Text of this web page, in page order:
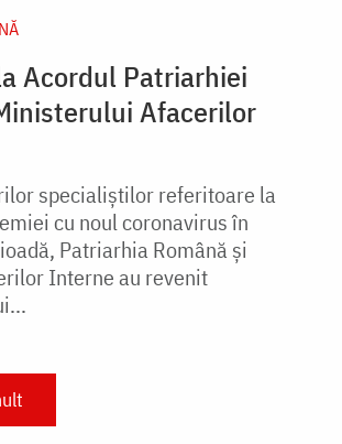
Acordul Patriarhiei
Afacerilor
specialiștilor referitoare la
cu noul coronavirus în
Patriarhia Română și
Interne au revenit